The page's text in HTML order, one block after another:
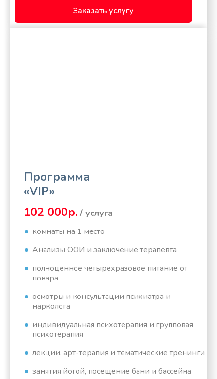
Заказать услугу
Программа
«VIP»
102 000р. / услуга
комнаты на 1 место
Анализы ООИ и заключение терапевта
полноценное четырехразовое питание от
повара
осмотры и консультации психиатра и
нарколога
индивидуальная психотерапия и групповая
психотерапия
лекции, арт-терапия и тематические тренинги
занятия йогой, посещение бани и бассейна